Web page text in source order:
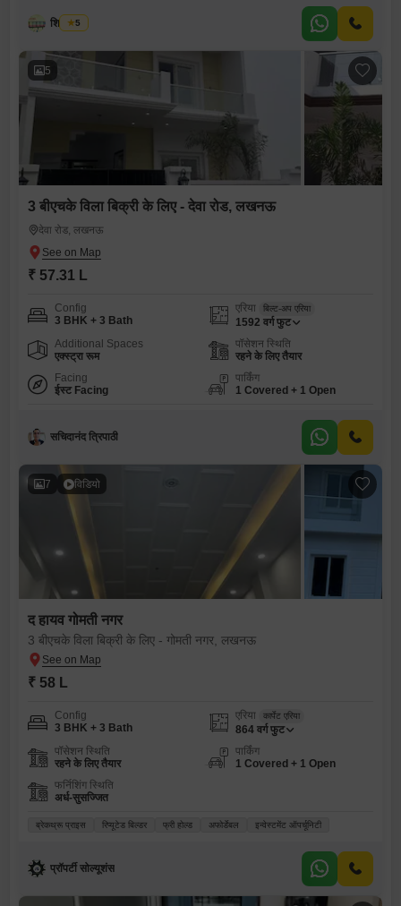
शिव कुमार
5
5
3 बीएचके विला बिक्री के लिए - देवा रोड, लखनऊ
देवा रोड, लखनऊ
₹ 57.31 L
Config
3 BHK + 3 Bath
एरिया बिल्ट-अप एरिया
1592 वर्ग फुट
Additional Spaces
एक्स्ट्रा रूम
पॉसेशन स्थिति
रहने के लिए तैयार
Facing
ईस्ट Facing
पार्किंग
1 Covered + 1 Open
सचिदानंद त्रिपाठी
7 विडियो
द हायव गोमती नगर
3 बीएचके विला बिक्री के लिए - गोमती नगर, लखनऊ
₹ 58 L
Config
3 BHK + 3 Bath
एरिया कार्पेट एरिया
864 वर्ग फुट
पॉसेशन स्थिति
रहने के लिए तैयार
पार्किंग
1 Covered + 1 Open
फर्निशिंग स्थिति
अर्ध-सुसज्जित
ब्रेकथ्रू प्राइस रिप्यूटेड बिल्डर फ्री होल्ड अफोर्डेबल इन्वेस्टमेंट ऑपर्चूनिटी
प्रॉपर्टी सोल्यूशंस